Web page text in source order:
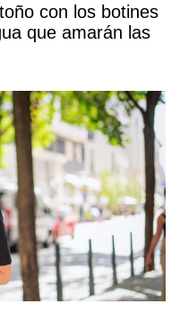
con los botines
que amarán las